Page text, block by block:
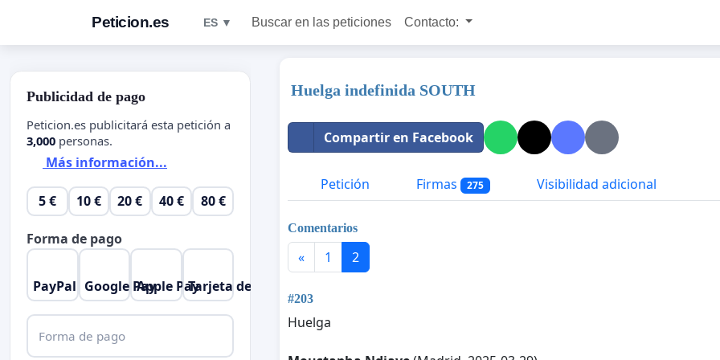
Peticion.es ES ▼ Buscar en las peticiones Contacto:
Huelga indefinida SOUTH
Compartir en Facebook
Petición Firmas 275 Visibilidad adicional
Comentarios
« 1 2
#203
Huelga
Publicidad de pago
Peticion.es publicitará esta petición a
3,000 personas.
Más información...
5 € 10 € 20 € 40 € 80 €
Forma de pago
PayPal Google PayApple PayTarjeta de crédito
Forma de pago